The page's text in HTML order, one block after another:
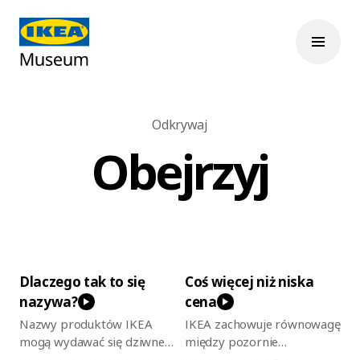
Odkrywaj
Obejrzyj
Dlaczego tak to się
nazywa?
Nazwy produktów IKEA
mogą wydawać się dziwne
Coś więcej niż niska
cena
IKEA zachowuje równowagę
między pozornie